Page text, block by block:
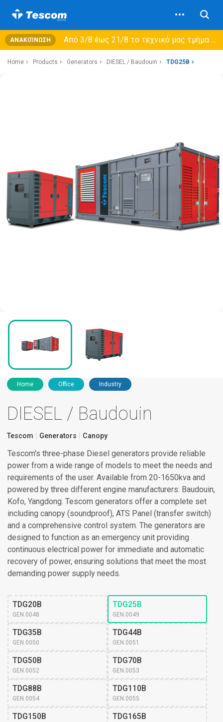
ΑΝΑΚΟΊΝΩΣΗ Από 3/8 έως 21/8 τo τεχνικό μας τμήμα θα εξυπηρετεί μόνο συμβόλαια συντήρησης και όχι νέες παραλαβές →
Home Products Generators DIESEL / Baudouin TDG25B
Home Office Industry
DIESEL / Baudouin
Tescom Generators Canopy
Tescom's three-phase Diesel generators provide reliable
power from a wide range of models to meet the needs and
requirements of the user. Available from 20-1650kva and
powered by three different engine manufacturers: Baudouin,
Kofo, Yangdong. Tescom generators offer a complete set
including canopy (soundproof), ATS Panel (transfer switch)
and a comprehensive control system. The generators are
designed to function as an emergency unit providing
continuous electrical power for immediate and automatic
recovery of power, ensuring solutions that meet the most
demanding power supply needs.
TDG20B
GEN.0048
TDG25B
GEN.0049
TDG35B
GEN.0050
TDG44B
GEN.0051
TDG50B
GEN.0052
TDG70B
GEN.0053
TDG88B
GEN.0054
TDG110B
GEN.0055
TDG150B TDG165B